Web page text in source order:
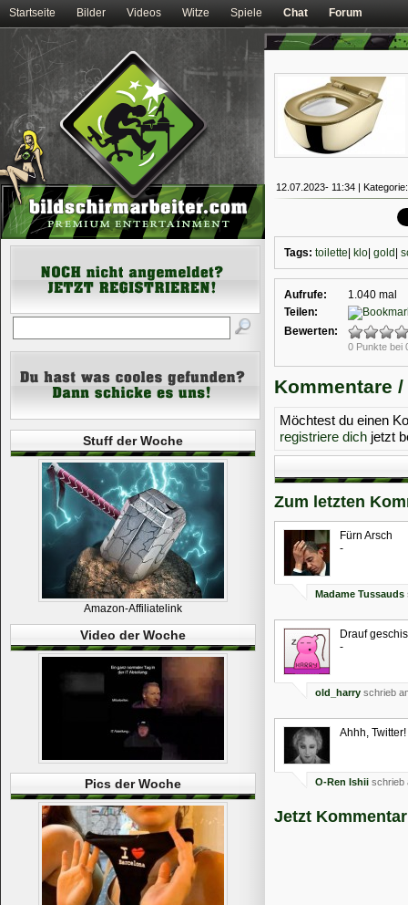
Startseite Bilder Videos Witze Spiele Chat Forum
12.07.2023- 11:34 |
Tags: toilette klo gold
Aufrufe:
1.040 mal
Teilen:
Bewerten:
0 Punkte bei
Kommentare
Möchtest du einen
registriere dich jetzt
Zum letzten
Fürn Arsch
-
Madame Tussauds
Drauf
-
old_harry schrieb
Ahhh, Twitter!
O-Ren Ishii schrieb
Jetzt
Stuff der Woche
Amazon-Affiliatelink
Video der Woche
Pics der Woche